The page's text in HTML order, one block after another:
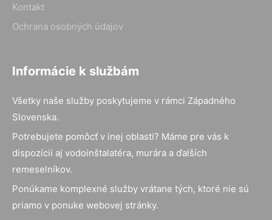
Kontakt
Ochrana osobných údajov
Informácie k službám
Všetky naše služby poskytujeme v rámci Západného
Slovenska.
Potrebujete pomôcť v inej oblasti? Máme pre vás k
dispozícii aj vodoinštalatéra, murára a ďalších
remeselníkov.
Ponúkame komplexné služby vrátane tých, ktoré nie sú
priamo v ponuke webovej stránky.